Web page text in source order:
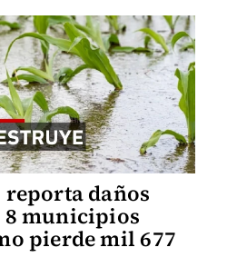
daños
8 municipios
pierde mil 677